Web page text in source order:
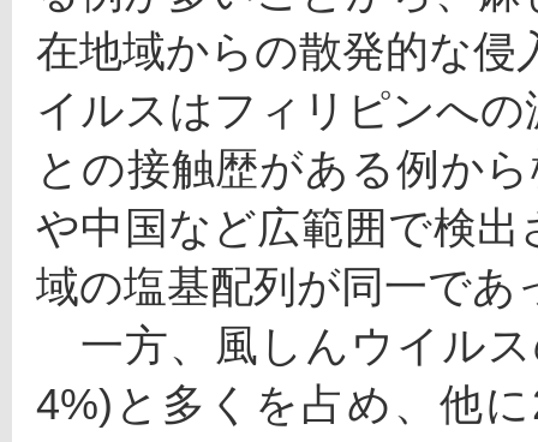
在地域からの散発的な
イルスはフィリピンへ
との接触歴がある例か
や中国など広範囲で検
域の塩基配列が同一であ
一方、風しんウイル
4%)と多くを占め、他